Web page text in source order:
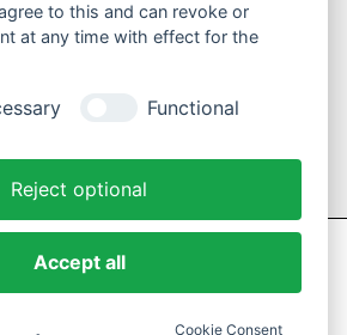
to this and can revoke or
at any time with effect for the
Functional
Reject optional
Accept all
Cookie Consent
nach Mass in Ihrer
für ein